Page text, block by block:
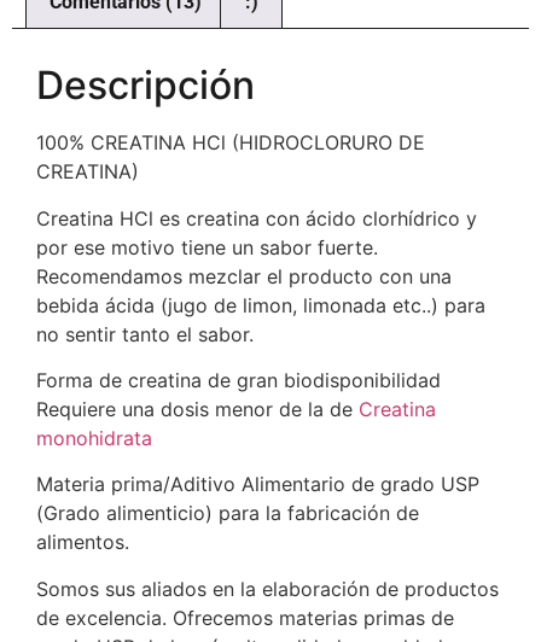
Descripción
100% CREATINA HCl (HIDROCLORURO DE
CREATINA)
Creatina HCl es creatina con ácido clorhídrico y
por ese motivo tiene un sabor fuerte.
Recomendamos mezclar el producto con una
bebida ácida (jugo de limon, limonada etc..) para
no sentir tanto el sabor.
Forma de creatina de gran biodisponibilidad
Requiere una dosis menor de la de Creatina
monohidrata
Materia prima/Aditivo Alimentario de grado USP
(Grado alimenticio) para la fabricación de
alimentos.
Somos sus aliados en la elaboración de productos
de excelencia. Ofrecemos materias primas de